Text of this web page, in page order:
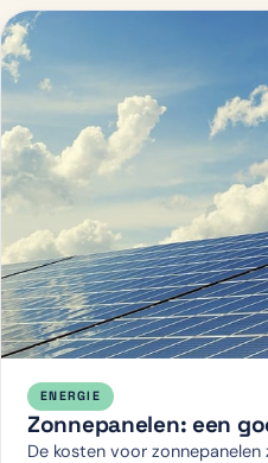
ENERGIE
Zonnepanelen: een
De kosten voor